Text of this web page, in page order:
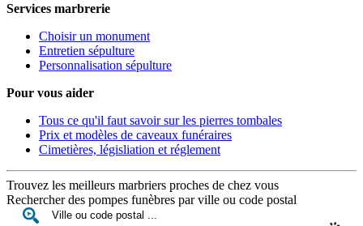
Services marbrerie
Choisir un monument
Entretien sépulture
Personnalisation sépulture
Pour vous aider
Tous ce qu'il faut savoir sur les pierres tombales
Prix et modèles de caveaux funéraires
Cimetières, législiation et réglement
Trouvez les meilleurs marbriers proches de chez vous
Rechercher des pompes funèbres par ville ou code postal